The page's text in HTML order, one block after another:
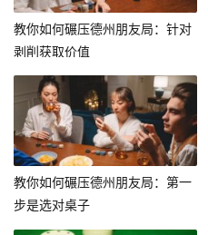
教你如何碾压德州朋友局：针对
剥削获取价值
教你如何碾压德州朋友局：第一
步是选对桌子